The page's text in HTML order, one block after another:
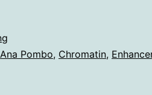
Ana Pombo, Chromatin,